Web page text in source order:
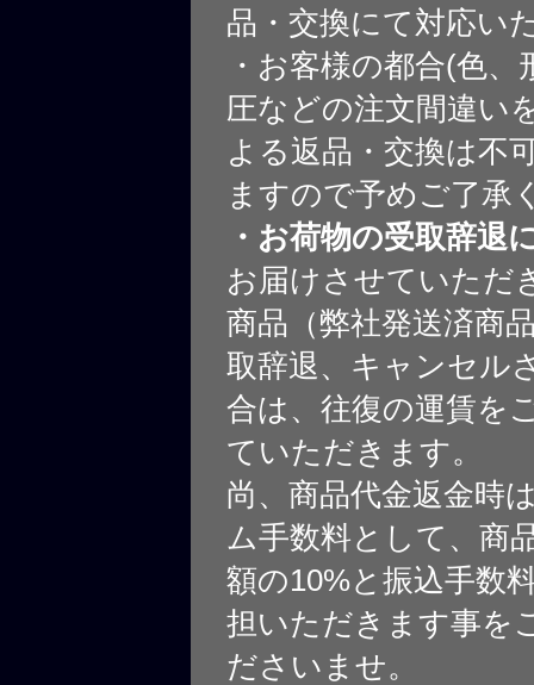
品・交換にて対応い
・お客様の都合(色、
圧などの注文間違い
よる返品・交換は不
ますので予めご了承
・お荷物の受取辞退
お届けさせていただ
商品（弊社発送済商
取辞退、キャンセル
合は、往復の運賃を
ていただきます。
尚、商品代金返金時
ム手数料として、商
額の10%と振込手数
担いただきます事を
ださいませ。